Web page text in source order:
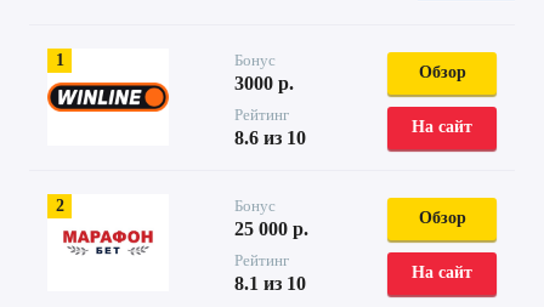
1 Бонус
3000 р.
Рейтинг
8.6 из 10
Обзор
На сайт
2 Бонус
25 000 р.
Рейтинг
8.1 из 10
Обзор
На сайт